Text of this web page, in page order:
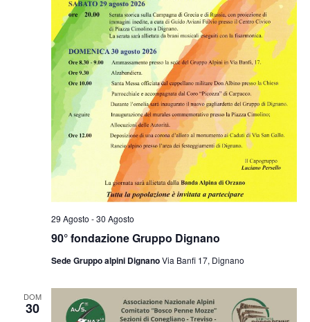
90° fondazione Gruppo Dignano
29 Agosto -30 Agosto
Sede Gruppo alpini DignanoVia Banfi 17, Dignano
DOM
30